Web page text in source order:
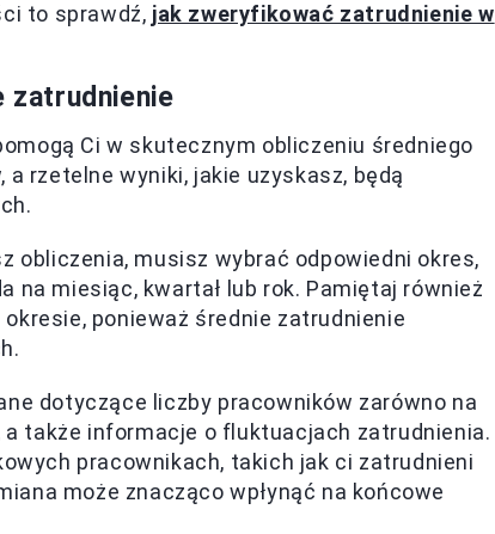
to sprawdź, jak zweryfikować zatrudnienie w
zatrudnienie
Ci w skutecznym obliczeniu średniego
rzetelne wyniki, jakie uzyskasz, będą
obliczenia, musisz wybrać odpowiedni okres,
na miesiąc, kwartał lub rok. Pamiętaj również
ponieważ średnie zatrudnienie
dotyczące liczby pracowników zarówno na
także informacje o fluktuacjach zatrudnienia.
pracownikach, takich jak ci zatrudnieni
może znacząco wpłynąć na końcowe